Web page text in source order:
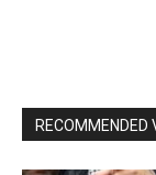
RECOMMENDED